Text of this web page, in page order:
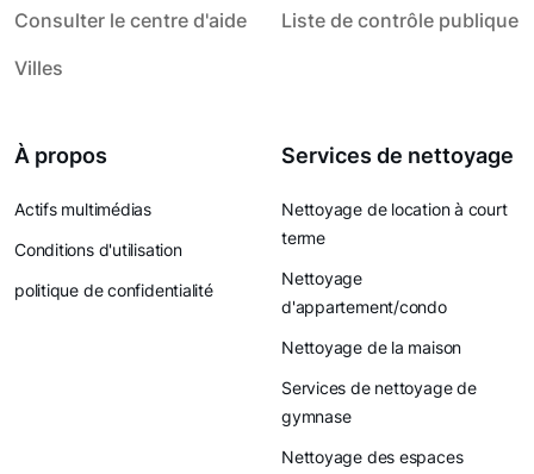
Consulter le centre d'aide
Liste de contrôle publique
Villes
À propos
Actifs multimédias
Conditions d'utilisation
politique de confidentialité
Services de nettoyage
Nettoyage de location à court
terme
Nettoyage
d'appartement/condo
Nettoyage de la maison
Services de nettoyage de
gymnase
Nettoyage des espaces